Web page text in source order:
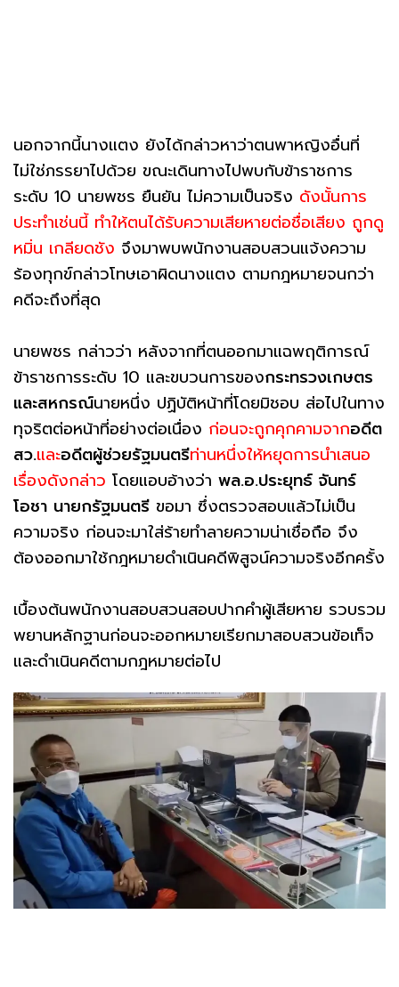
นอกจากนี้นางแตง ยังได้กล่าวหาว่าตนพาหญิงอื่นที่
ไม่ใช่ภรรยาไปด้วย ขณะเดินทางไปพบกับข้าราชการ
ระดับ 10 นายพชร ยืนยัน ไม่ความเป็นจริง ดังนั้นการ
ประทำเช่นนี้ ทำให้ตนได้รับความเสียหายต่อชื่อเสียง ถูกดู
หมิ่น เกลียดชัง จึงมาพบพนักงานสอบสวนแจ้งความ
ร้องทุกข์กล่าวโทษเอาผิดนางแตง ตามกฎหมายจนกว่า
คดีจะถึงที่สุด
นายพชร กล่าวว่า หลังจากที่ตนออกมาแฉพฤติการณ์
ข้าราชการระดับ 10 และขบวนการของกระทรวงเกษตร
และสหกรณ์นายหนึ่ง ปฏิบัติหน้าที่โดยมิชอบ ส่อไปในทาง
ทุจริตต่อหน้าที่อย่างต่อเนื่อง ก่อนจะถูกคุกคามจากอดีต
สว.และอดีตผู้ช่วยรัฐมนตรีท่านหนึ่งให้หยุดการนำเสนอ
เรื่องดังกล่าว โดยแอบอ้างว่า พล.อ.ประยุทธ์ จันทร์
โอชา นายกรัฐมนตรี ขอมา ซึ่งตรวจสอบแล้วไม่เป็น
ความจริง ก่อนจะมาใส่ร้ายทำลายความน่าเชื่อถือ จึง
ต้องออกมาใช้กฎหมายดำเนินคดีพิสูจน์ความจริงอีกครั้ง
เบื้องต้นพนักงานสอบสวนสอบปากคำผู้เสียหาย รวบรวม
พยานหลักฐานก่อนจะออกหมายเรียกมาสอบสวนข้อเท็จ
และดำเนินคดีตามกฎหมายต่อไป